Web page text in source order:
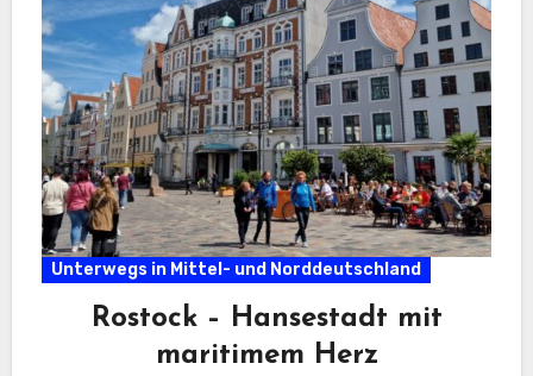
Unterwegs in Mittel- und Norddeutschland
Rostock – Hansestadt mit
maritimem Herz